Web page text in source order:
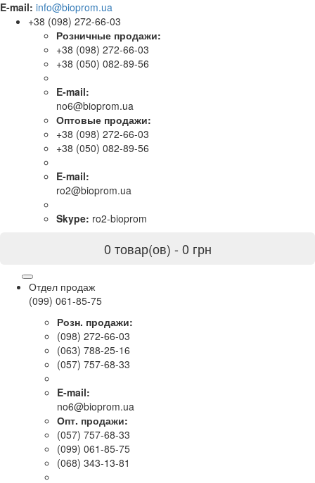
E-mail: info@bioprom.ua
+38 (098) 272-66-03
Розничные продажи:
+38 (098) 272-66-03
+38 (050) 082-89-56
E-mail:
no6@bioprom.ua
Оптовые продажи:
+38 (098) 272-66-03
+38 (050) 082-89-56
E-mail:
ro2@bioprom.ua
Skype: ro2-bioprom
0 товар(ов) - 0 грн
Отдел продаж
(099) 061-85-75
Розн. продажи:
(098) 272-66-03
(063) 788-25-16
(057) 757-68-33
E-mail:
no6@bioprom.ua
Опт. продажи:
(057) 757-68-33
(099) 061-85-75
(068) 343-13-81